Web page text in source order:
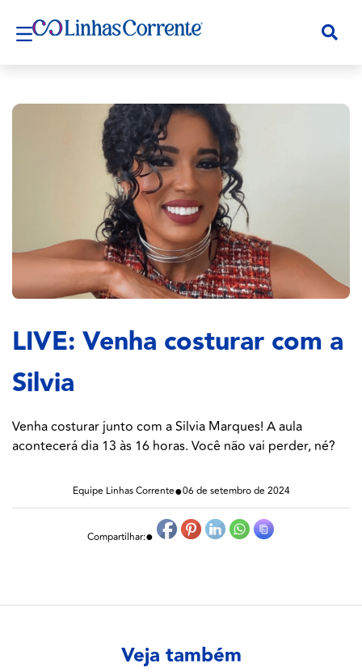
LIVE: Venha costurar com a
Silvia
Venha costurar junto com a Silvia Marques! A aula
acontecerá dia 13 às 16 horas. Você não vai perder, né?
Equipe Linhas Corrente●06 de setembro de 2024
Compartilhar:●
Veja também